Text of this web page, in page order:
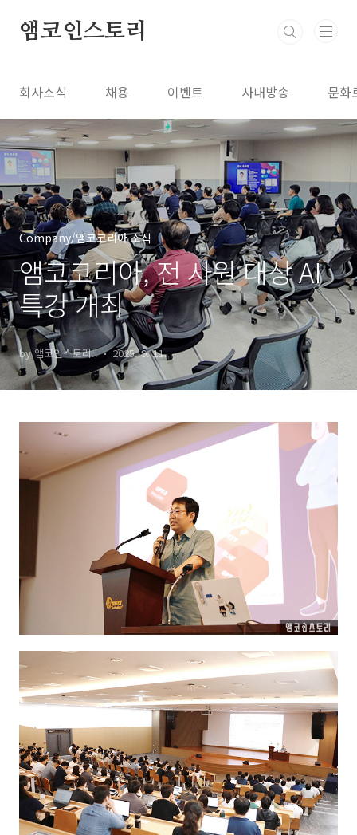
앰코인스토리
회사소식 채용 이벤트 사내방송 문화
Company/앰코코리아 소식
앰코코리아, 전 사원 대상 AI
특강 개최
by 앰코인스토리.. 2025. 9. 11.